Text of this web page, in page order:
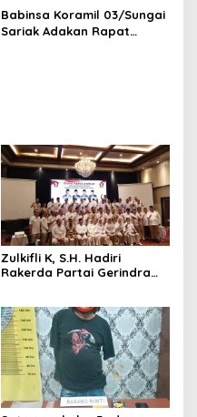
Membangun Infrastruktur
Babinsa Koramil 03/Sungai
Sariak Adakan Rapat
‎Zulkifli K, S.H. Hadiri
Rakerda Partai Gerindra
Fraksi DPRD Padang
Pariaman